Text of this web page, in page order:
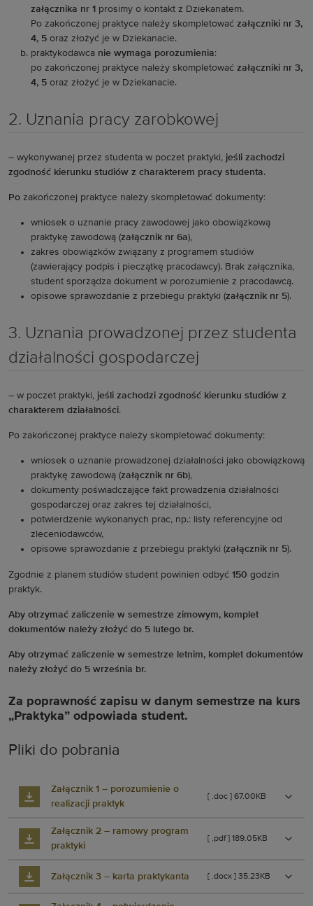
załącznika nr 1 prosimy o kontakt z Dziekanatem.
Po zakończonej praktyce należy skompletować załączniki nr 3,
4, 5 oraz złożyć je w Dziekanacie.
praktykodawca nie wymaga porozumienia:
po zakończonej praktyce należy skompletować załączniki nr 3,
4, 5 oraz złożyć je w Dziekanacie.
2. Uznania pracy zarobkowej
– wykonywanej przez studenta w poczet praktyki, jeśli zachodzi
zgodność kierunku studiów z charakterem pracy studenta.
Po zakończonej praktyce należy skompletować dokumenty:
wniosek o uznanie pracy zawodowej jako obowiązkową
praktykę zawodową (załącznik nr 6a),
zakres obowiązków związany z programem studiów
(zawierający podpis i pieczątkę pracodawcy). Brak załącznika,
student sporządza dokument w porozumienie z pracodawcą.
opisowe sprawozdanie z przebiegu praktyki (załącznik nr 5).
3. Uznania prowadzonej przez studenta
działalności gospodarczej
– w poczet praktyki, jeśli zachodzi zgodność kierunku studiów z
charakterem działalności.
Po zakończonej praktyce należy skompletować dokumenty:
wniosek o uznanie prowadzonej działalności jako obowiązkową
praktykę zawodową (załącznik nr 6b),
dokumenty poświadczające fakt prowadzenia działalności
gospodarczej oraz zakres tej działalności,
potwierdzenie wykonanych prac, np.: listy referencyjne od
zleceniodawców,
opisowe sprawozdanie z przebiegu praktyki (załącznik nr 5).
Zgodnie z planem studiów student powinien odbyć 150 godzin
praktyk.
Aby otrzymać zaliczenie w semestrze zimowym, komplet
dokumentów należy złożyć do 5 lutego br.
Aby otrzymać zaliczenie w semestrze letnim, komplet dokumentów
należy złożyć do 5 września br.
Za poprawność zapisu w danym semestrze na kurs
„Praktyka” odpowiada student.
Pliki do pobrania
Załącznik 1 – porozumienie o
realizacji praktyk
[ .doc ] 67.00KB
Załącznik 2 – ramowy program
praktyki
[ .pdf ] 189.05KB
Załącznik 3 – karta praktykanta [ .docx ] 35.23KB